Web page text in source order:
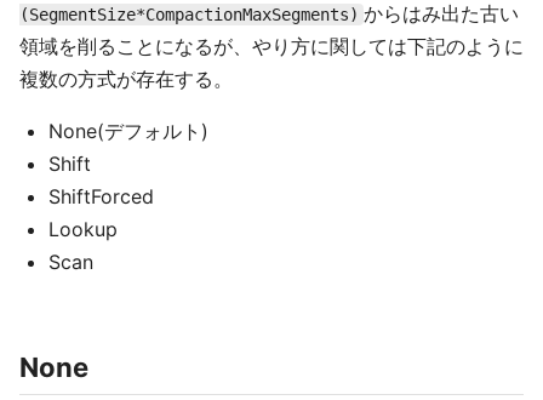
(SegmentSize*CompactionMaxSegments) からはみ出た古い
領域を削ることになるが、やり方に関しては下記のように
複数の方式が存在する。
None(デフォルト)
Shift
ShiftForced
Lookup
Scan
None